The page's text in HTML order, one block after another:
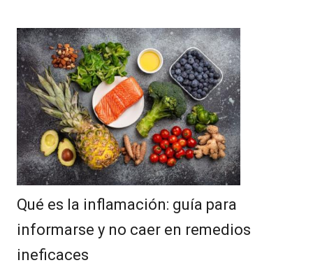
Qué es la inflamación: guía para
informarse y no caer en remedios
ineficaces